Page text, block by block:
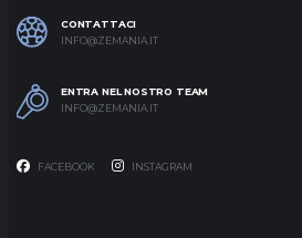
CONTATTACI
INFO@ZEMANIA.IT
ENTRA NEL NOSTRO TEAM
INFO@ZEMANIA.IT
FACEBOOK INSTAGRAM